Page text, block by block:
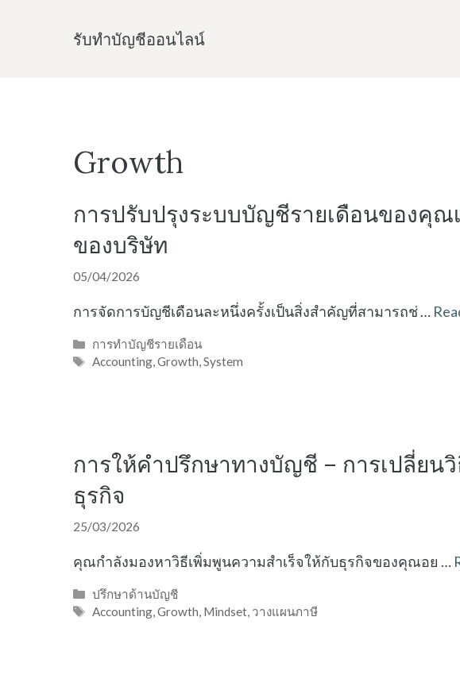
รับทําบัญชีออนไลน์
Growth
การปรับปรุงระบบบัญชีรายเดือนของคุณ
ของบริษัท
05/04/2026
การจัดการบัญชีเดือนละหนึ่งครั้งเป็นสิ่งสำคัญที่สามารถช่ …
Categories
การทำบัญชีรายเดือน
Tags
Accounting,Growth,System
การให้คำปรึกษาทางบัญชี – การเปลี่ยน
ธุรกิจ
25/03/2026
คุณกำลังมองหาวิธีเพิ่มพูนความสำเร็จให้กับธุรกิจของคุณอย …
Categories
ปรึกษาด้านบัญชี
Tags
Accounting,Growth, Mindset, วางแผนภาษี